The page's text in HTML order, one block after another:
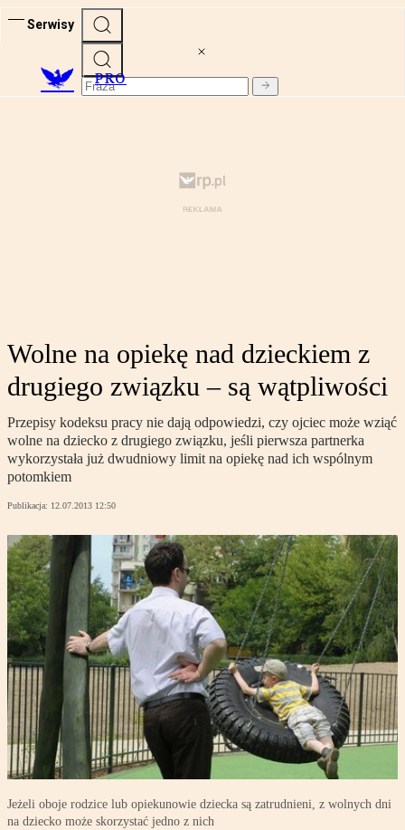
Serwisy
PRO
Wolne na opiekę nad dzieckiem z
drugiego związku – są wątpliwości
Przepisy kodeksu pracy nie dają odpowiedzi, czy ojciec może wziąć
wolne na dziecko z drugiego związku, jeśli pierwsza partnerka
wykorzystała już dwudniowy limit na opiekę nad ich wspólnym
potomkiem
Publikacja: 12.07.2013 12:50
Jeżeli oboje rodzice lub opiekunowie dziecka są zatrudnieni, z wolnych dni
na dziecko może skorzystać jedno z nich